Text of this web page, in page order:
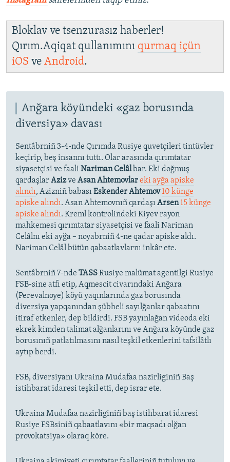
Bloklav ve tsenzurasız haberler!
Qırım.Aqiqat qullanımını qurmaq içün
iOS ve Android.
Anğara köyündeki «gaz borusında
diversiya» davası
Sentâbrniñ 3-4-nde Qırımda Rusiye quvetçileri tintüvler
keçirip, beş insannı tuttı. Olar arasında qırımtatar
siyasetçisi ve faali Nariman Celâlbar. Eki doğmuş
qardaşlarAzizve Asan Ahtemovlareki ayğa apiske
alındı, Azizniñ babası Eskender Ahtemov 10 künge
apiske alındı. Asan Ahtemovnıñ qardaşı Arsen15 künge
apiske alındı. Kreml kontrolindeki Kiyev rayon
mahkemesi qırımtatar siyasetçisi ve faali Nariman
Celâlnı eki ayğa – noyabrniñ 4-ne qadar apiske aldı.
Nariman Celâl bütün qabaatlavlarnı inkâr ete.
Sentâbrniñ 7-nde TASSRusiye malümat agentilgi Rusiye
FSB-sine atfı etip, Aqmescit civarındaki Anğara
(Perevalnoye) köyü yaqınlarında gaz borusında
diversiya yapqanından şübheli sayılğanlar qabaatını
itiraf etkenler, dep bildirdi. FSB yayınlağan videoda eki
ekrek kimden talimat alğanlarını ve Anğara köyünde gaz
borusınıñ patlatılmasını nasıl teşkil etkenlerini tafsilâtlı
aytıp berdi.
FSB, diversiyanı Ukraina Mudafaa nazirliginiñ Baş
istihbarat idaresi teşkil etti, dep israr ete.
Ukraina Mudafaa nazirliginiñ baş istihbarat idaresi
Rusiye FSBsiniñ qabaatlavını «bir maqsadı olğan
provokatsiya» olaraq köre.